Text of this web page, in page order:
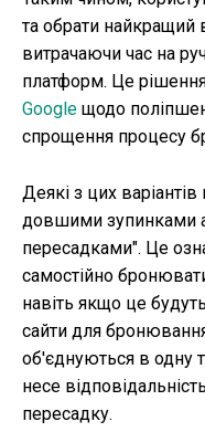
та обрати найкращий
витрачаючи час на
платформ. Це
Google щодо
спрощення процесу
Деякі з цих
довшими зупинками
пересадками". Це
самостійно
навіть якщо це будуть
сайти для
об'єднуються в одну
несе
пересадку.